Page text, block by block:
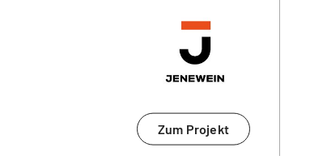
Zum Projekt